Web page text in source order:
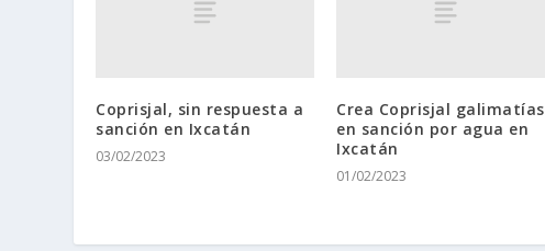
Coprisjal, sin respuesta a
sanción en Ixcatán
03/02/2023
Crea Coprisjal galimatías
en sanción por agua en
Ixcatán
01/02/2023